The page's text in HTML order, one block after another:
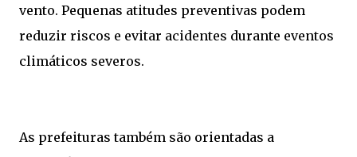
vento. Pequenas atitudes preventivas podem
reduzir riscos e evitar acidentes durante eventos
climáticos severos.
As prefeituras também são orientadas a